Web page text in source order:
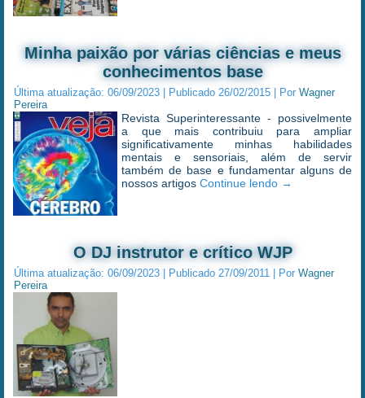
Minha paixão por várias ciências e meus
conhecimentos base
Última atualização: 06/09/2023 Publicado 26/02/2015 Por Wagner
Pereira
Revista Superinteressante - possivelmente
a que mais contribuiu para ampliar
significativamente minhas habilidades
mentais e sensoriais, além de servir
também de base e fundamentar alguns de
nossos artigosContinue lendo →
O DJ instrutor e crítico WJP
Última atualização: 06/09/2023 Publicado 27/09/2011 Por Wagner
Pereira